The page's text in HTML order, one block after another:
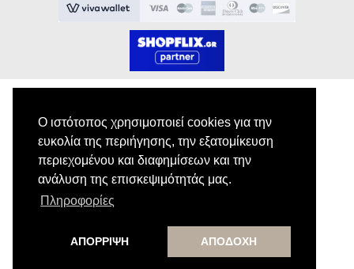
Ο ιστότοπος χρησιμοποιεί cookies για την
ευκολία της περιήγησης, την εξατομίκευση
περιεχομένου και διαφημίσεων και την
ανάλυση της επισκεψιμότητάς μας.
Πληροφορίες
ΑΠΟΡΡΙΨΗ ΑΠΟΔΟΧΗ
Εγγραφή στο Newsletter
Κάνε εγγραφή στο newsletter μας για να
λαμβάνεις αποκλειστικές προσφορές.